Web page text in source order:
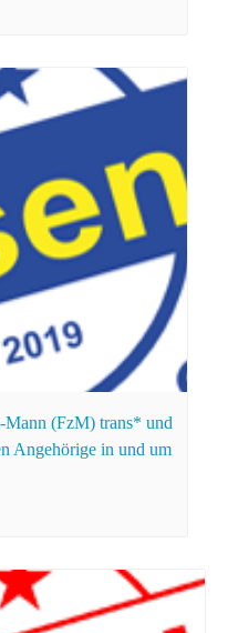
Mann (FzM) trans* und
Angehörige in und um